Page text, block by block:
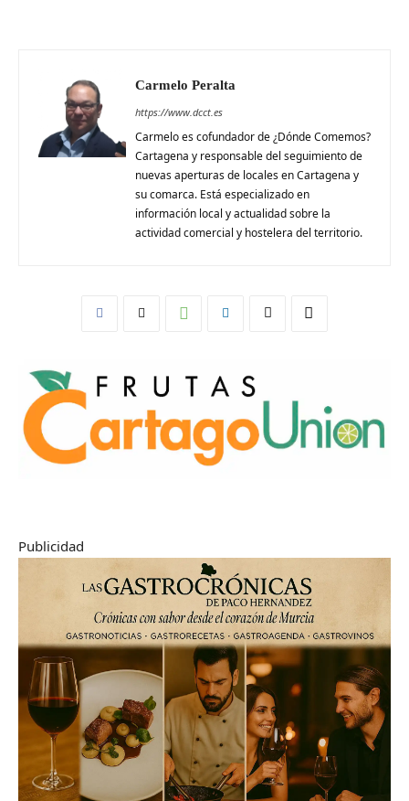
Carmelo Peralta
https://www.dcct.es
Carmelo es cofundador de ¿Dónde Comemos?
Cartagena y responsable del seguimiento de
nuevas aperturas de locales en Cartagena y
su comarca. Está especializado en
información local y actualidad sobre la
actividad comercial y hostelera del territorio.
Publicidad